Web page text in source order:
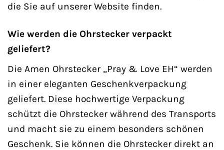
die Sie auf unserer Website finden.
Wie werden die Ohrstecker verpackt
geliefert?
Die Amen Ohrstecker „Pray & Love EH“ werden
in einer eleganten Geschenkverpackung
geliefert. Diese hochwertige Verpackung
schützt die Ohrstecker während des Transports
und macht sie zu einem besonders schönen
Geschenk. Sie können die Ohrstecker direkt an